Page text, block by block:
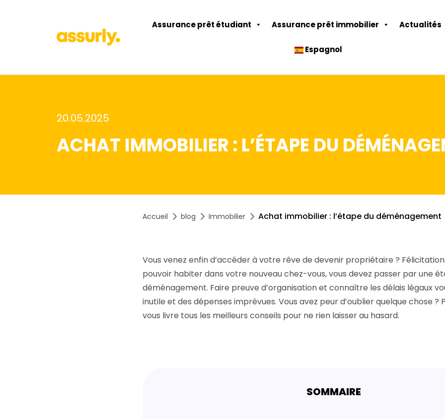
Assurance prêt étudiant Assurance prêt immobilier Actualités
Espagnol
20.05.2025
ACHAT IMMOBILIER : L’ÉTAPE DU
Accueil blog Immobilier Achat immobilier : l’étape du déménagement
Vous venez enfin d’accéder à votre rêve de devenir propriétaire ?
pouvoir habiter dans votre nouveau chez-vous, vous devez passer par une
déménagement. Faire preuve d’organisation et connaître les délais légaux
inutile et des dépenses imprévues. Vous avez peur d’oublier quelque chose ?
vous livre tous les meilleurs conseils pour ne rien laisser au hasard.
SOMMAIRE